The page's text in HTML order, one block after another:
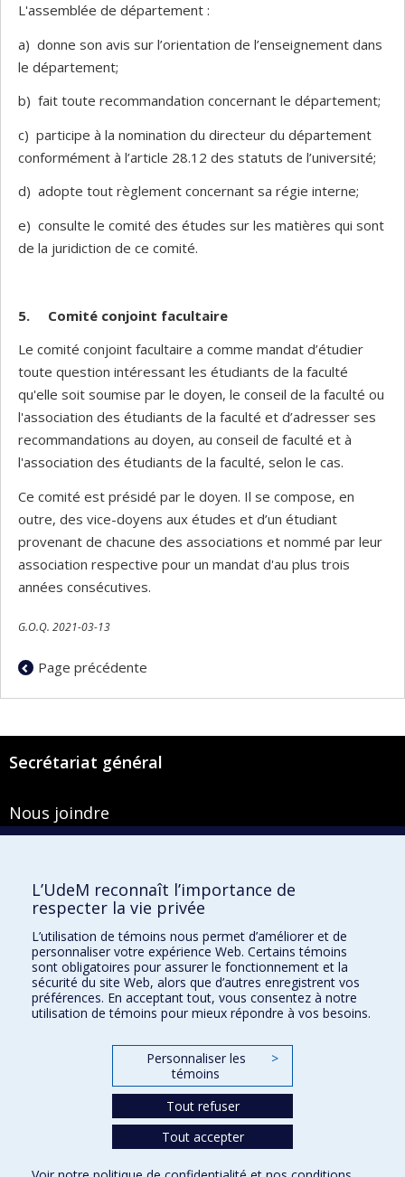
L'assemblée de département :
a) donne son avis sur l’orientation de l’enseignement dans
le département;
b) fait toute recommandation concernant le département;
c) participe à la nomination du directeur du département
conformément à l’article 28.12 des statuts de l’université;
d) adopte tout règlement concernant sa régie interne;
e) consulte le comité des études sur les matières qui sont
de la juridiction de ce comité.
5. Comité conjoint facultaire
Le comité conjoint facultaire a comme mandat d’étudier
toute question intéressant les étudiants de la faculté
qu'elle soit soumise par le doyen, le conseil de la faculté ou
l'association des étudiants de la faculté et d’adresser ses
recommandations au doyen, au conseil de faculté et à
l'association des étudiants de la faculté, selon le cas.
Ce comité est présidé par le doyen. Il se compose, en
outre, des vice-doyens aux études et d’un étudiant
provenant de chacune des associations et nommé par leur
association respective pour un mandat d'au plus trois
années consécutives.
G.O.Q. 2021-03-13
Page précédente
Secrétariat général
Nous joindre
Montréal (Québec) H3T 1J4
Courriel :secretariat-general@umontreal.ca
Admission
Plan du site
Accessibilité
Accès au portail sécurisé du Secrétariat général
Recherche dans le vade-mecum
L’UdeM reconnaît l’importance de
respecter la vie privée
L’utilisation de témoins nous permet d’améliorer et de
personnaliser votre expérience Web. Certains témoins
sont obligatoires pour assurer le fonctionnement et la
sécurité du site Web, alors que d’autres enregistrent vos
préférences. En acceptant tout, vous consentez à notre
utilisation de témoins pour mieux répondre à vos besoins.
Personnaliser les
témoins
>
Tout refuser
Tout accepter